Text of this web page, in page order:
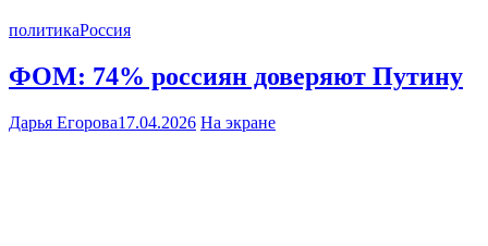
политикаРоссия
ФОМ: 74% россиян доверяют Путину
Дарья Егорова17.04.2026 На экране